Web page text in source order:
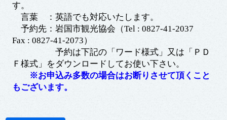
す。
言葉 ：英語でも対応いたします。
予約先：岩国市観光協会（Tel : 0827-41-2037
Fax : 0827-41-2073）
予約は下記の「ワード様式」又は「ＰＤ
Ｆ様式」をダウンロードしてお使い下さい。
※お申込み多数の場合はお断りさせて頂くこと
もございます。